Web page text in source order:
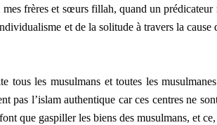
frères et sœurs fillah, quand un
et de la solitude à travers la
tous les musulmans et toutes les
pas l’islam authentique car ces centres ne
que gaspiller les biens des musulmans, et